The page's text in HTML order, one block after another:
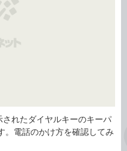
れたダイヤルキーのキーパ
。電話のかけ方を確認してみ